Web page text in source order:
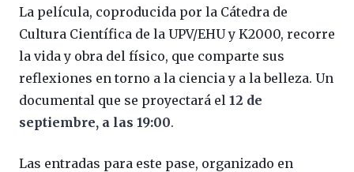
La película, coproducida por la Cátedra de
Cultura Científica de la UPV/EHU y K2000, recorre
la vida y obra del físico, que comparte sus
reflexiones en torno a la ciencia y a la belleza. Un
documental que se proyectará el 12 de
septiembre, a las 19:00.
Las entradas para este pase, organizado en